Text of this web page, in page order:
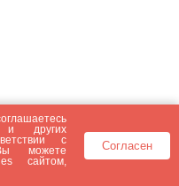
других
с
можете
сайтом,
Согласен